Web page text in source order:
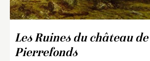
Les Ruines du château de
Pierrefonds